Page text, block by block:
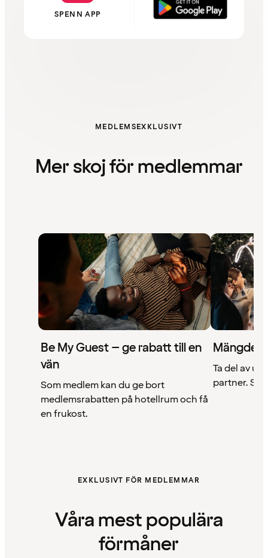
SPENN APP
MEDLEMSEXKLUSIVT
Mer skoj för medlemmar
Be My Guest – ge rabatt till en
vän
Som medlem kan du ge bort
medlemsrabatten på hotellrum och få
en frukost.
Mängder
Ta del av
partner. Se
EXKLUSIVT FÖR MEDLEMMAR
Våra mest populära
förmåner